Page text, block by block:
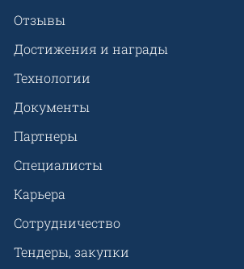
Отзывы
Достижения и награды
Технологии
Документы
Партнеры
Специалисты
Карьера
Сотрудничество
Тендеры, закупки